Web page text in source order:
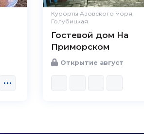
Курорты Азовского моря,
Голубицкая
Гостевой дом На
Приморском
Открытие август